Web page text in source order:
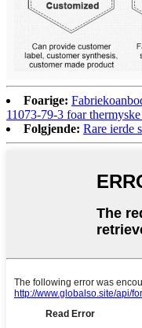
Foarige:
11073-79-3 foar
Folgjende: Rare ierde